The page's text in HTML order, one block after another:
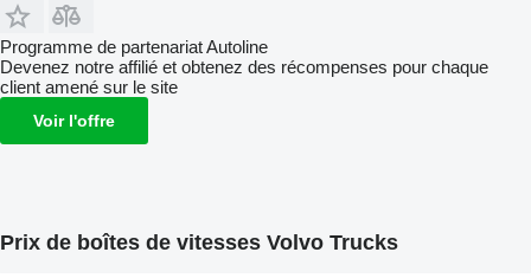
Programme de partenariat Autoline
Devenez notre affilié et obtenez des récompenses pour chaque
client amené sur le site
Voir l'offre
Prix de boîtes de vitesses Volvo Trucks